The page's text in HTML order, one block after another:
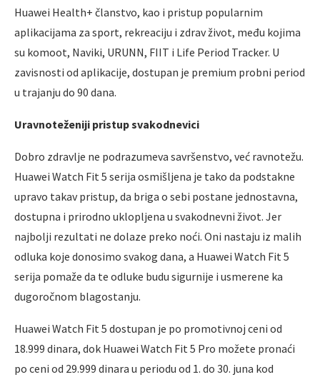
Huawei Health+ članstvo, kao i pristup popularnim
aplikacijama za sport, rekreaciju i zdrav život, među kojima
su komoot, Naviki, URUNN, FIIT i Life Period Tracker. U
zavisnosti od aplikacije, dostupan je premium probni period
u trajanju do 90 dana.
Uravnoteženiji pristup svakodnevici
Dobro zdravlje ne podrazumeva savršenstvo, već ravnotežu.
Huawei Watch Fit 5 serija osmišljena je tako da podstakne
upravo takav pristup, da briga o sebi postane jednostavna,
dostupna i prirodno uklopljena u svakodnevni život. Jer
najbolji rezultati ne dolaze preko noći. Oni nastaju iz malih
odluka koje donosimo svakog dana, a Huawei Watch Fit 5
serija pomaže da te odluke budu sigurnije i usmerene ka
dugoročnom blagostanju.
Huawei Watch Fit 5 dostupan je po promotivnoj ceni od
18.999 dinara, dok Huawei Watch Fit 5 Pro možete pronaći
po ceni od 29.999 dinara u periodu od 1. do 30. juna kod